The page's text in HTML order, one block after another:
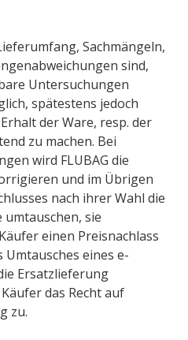
Sachmängeln,
sind,
Untersuchungen
spätestens jedoch
der Ware, resp. der
zu machen. Bei
wird FLUBAG die
und im Übrigen
nach ihrer Wahl die
sie
einen Preisnachlass
Umtausches eines e-
Ersatzlieferung
das Recht auf
zu.